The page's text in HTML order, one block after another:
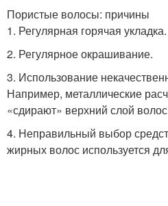
Пористые волосы: причины
1. Регулярная горячая укладка.
2. Регулярное окрашивание.
3. Использование
Например, металлические
«сдирают» верхний слой
4. Неправильный выбор
жирных волос используется